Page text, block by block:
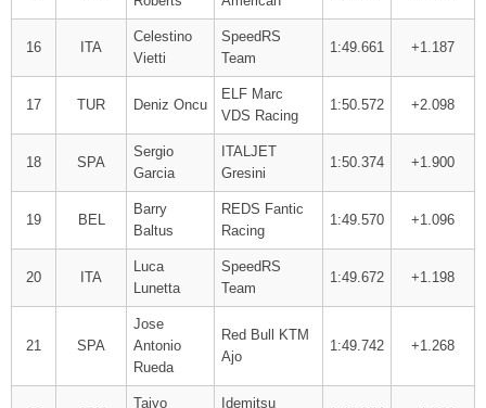
16 ITA
Celestino
Vietti
SpeedRS
Team
1:49.661 +1.187
17 TUR Deniz Oncu
ELF Marc
VDS Racing
1:50.572 +2.098
18 SPA
Sergio
Garcia
ITALJET
Gresini
1:50.374 +1.900
19 BEL
Barry
Baltus
REDS Fantic
Racing
1:49.570 +1.096
20 ITA
Luca
Lunetta
SpeedRS
Team
1:49.672 +1.198
21 SPA
Jose
Antonio
Rueda
Red Bull KTM
Ajo
1:49.742 +1.268
Taiyo
Idemitsu